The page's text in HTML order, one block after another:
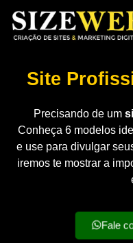
Site
Precisando de um
Conheça 6 modelos
e use para divulgar
iremos te mostrar a
Fale